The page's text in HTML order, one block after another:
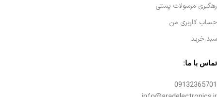
رهگیری مرسولات پستی
حساب کاربری من
سبد خرید
تماس با ما:
09132365701